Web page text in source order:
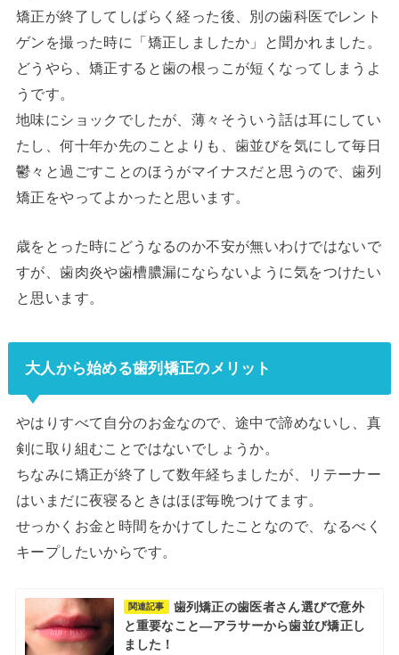
矯正が終了してしばらく経った後、別の歯科医でレント
ゲンを撮った時に「矯正しましたか」と聞かれました。
どうやら、矯正すると歯の根っこが短くなってしまうよ
うです。
地味にショックでしたが、薄々そういう話は耳にしてい
たし、何十年か先のことよりも、歯並びを気にして毎日
鬱々と過ごすことのほうがマイナスだと思うので、歯列
矯正をやってよかったと思います。
歳をとった時にどうなるのか不安が無いわけではないで
すが、歯肉炎や歯槽膿漏にならないように気をつけたい
と思います。
大人から始める歯列矯正のメリット
やはりすべて自分のお金なので、途中で諦めないし、真
剣に取り組むことではないでしょうか。
ちなみに矯正が終了して数年経ちましたが、リテーナー
はいまだに夜寝るときはほぼ毎晩つけてます。
せっかくお金と時間をかけてしたことなので、なるべく
キープしたいからです。
関連記事
歯列矯正の歯医者さん選びで意外
と重要なこと―アラサーから歯並び矯正し
ました！